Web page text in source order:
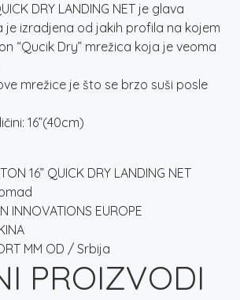
DRY LANDING NET je glava
je izradjena od jakih profila na kojem
“Qucik Dry” mrežica koja je veoma
mrežice je što se brzo suši posle
16”(40cm)
16” QUICK DRY LANDING NET
INNOVATIONS EUROPE
MM OD / Srbija
PROIZVODI